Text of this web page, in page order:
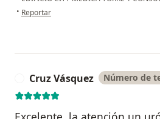
• en opinión del usuario JH
Reportar
Cruz Vásquez Número de